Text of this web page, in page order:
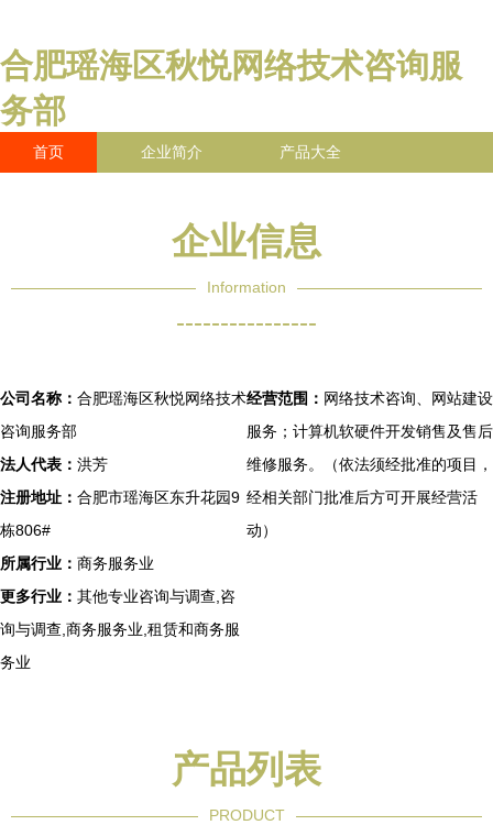
合肥瑶海区秋悦网络技术咨询服
务部
首页 企业简介 产品大全
企业信息
Information
----------------
公司名称： 合肥瑶海区秋悦网络技术
咨询服务部
法人代表： 洪芳
注册地址： 合肥市瑶海区东升花园9
栋806#
所属行业： 商务服务业
更多行业： 其他专业咨询与调查,咨
询与调查,商务服务业,租赁和商务服
务业
经营范围： 网络技术咨询、网站建设
服务；计算机软硬件开发销售及售后
维修服务。（依法须经批准的项目，
经相关部门批准后方可开展经营活
动）
产品列表
PRODUCT